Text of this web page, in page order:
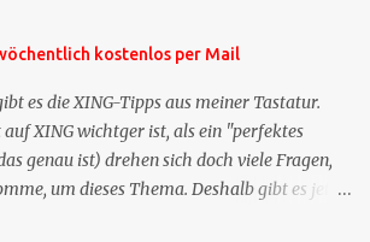
kostenlos per Mail
es die XING-Tipps aus meiner Tastatur.
XING wichtger ist, als ein "perfektes
genau ist) drehen sich doch viele Fragen,
um dieses Thema. Deshalb gibt es jetzt